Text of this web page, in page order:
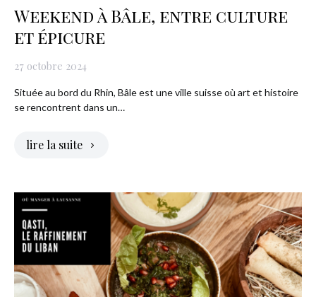
Weekend à Bâle, entre culture
et épicure
27 octobre 2024
Située au bord du Rhin, Bâle est une ville suisse où art et histoire
se rencontrent dans un…
lire la suite